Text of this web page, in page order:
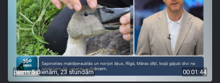
pirms 5 dienām, 23 stundām 00:01:44